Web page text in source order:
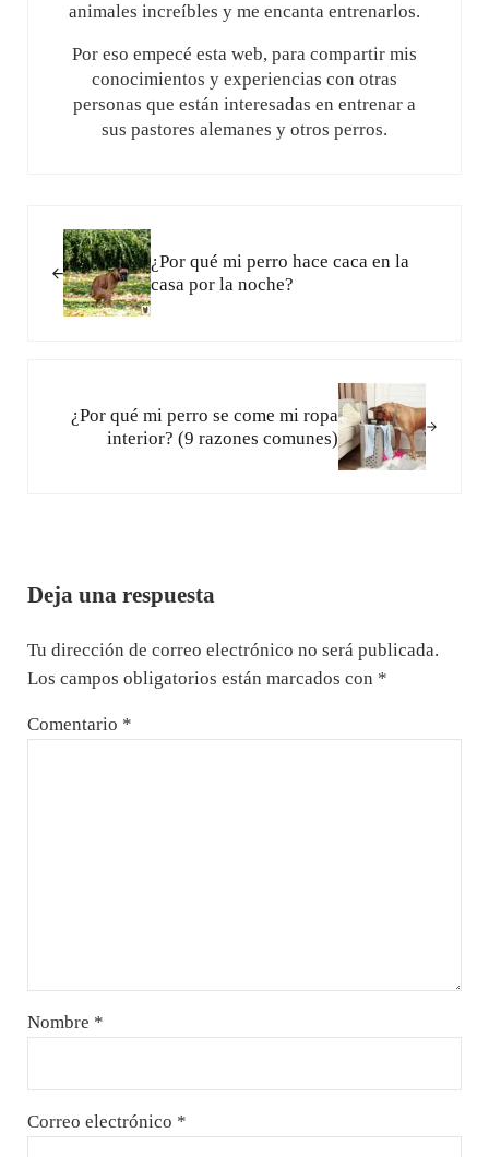
animales increíbles y me encanta entrenarlos.
Por eso empecé esta web, para compartir mis
conocimientos y experiencias con otras
personas que están interesadas en entrenar a
sus pastores alemanes y otros perros.
¿Por qué mi perro hace caca en la
casa por la noche?
¿Por qué mi perro se come mi ropa
interior? (9 razones comunes)
Deja una respuesta
Tu dirección de correo electrónico no será publicada.
Los campos obligatorios están marcados con *
Comentario *
Nombre *
Correo electrónico *